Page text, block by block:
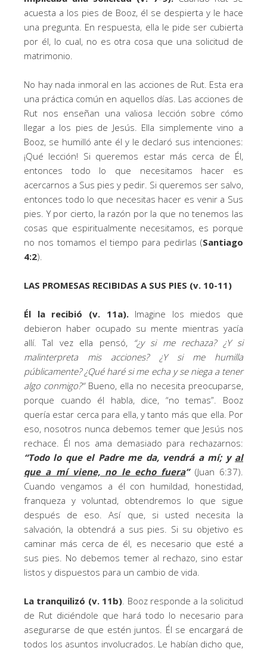
acuesta a los pies de Booz, él se despierta y le hace
una pregunta. En respuesta, ella le pide ser cubierta
por él, lo cual, no es otra cosa que una solicitud de
matrimonio.
No hay nada inmoral en las acciones de Rut. Esta era
una práctica común en aquellos días. Las acciones de
Rut nos enseñan una valiosa lección sobre cómo
llegar a los pies de Jesús. Ella simplemente vino a
Booz, se humilló ante él y le declaró sus intenciones:
¡Qué lección! Si queremos estar más cerca de Él,
entonces todo lo que necesitamos hacer es
acercarnos a Sus pies y pedir. Si queremos ser salvo,
entonces todo lo que necesitas hacer es venir a Sus
pies. Y por cierto, la razón por la que no tenemos las
cosas que espiritualmente necesitamos, es porque
no nos tomamos el tiempo para pedirlas (Santiago
4:2).
LAS PROMESAS RECIBIDAS A SUS PIES (v. 10-11)
Él la recibió (v. 11a). Imagine los miedos que
debieron haber ocupado su mente mientras yacía
allí. Tal vez ella pensó, “¿y si me rechaza? ¿Y si
malinterpreta mis acciones? ¿Y si me humilla
públicamente? ¿Qué haré si me echa y se niega a tener
algo conmigo?”Bueno, ella no necesita preocuparse,
porque cuando él habla, dice, “no temas”. Booz
quería estar cerca para ella, y tanto más que ella. Por
eso, nosotros nunca debemos temer que Jesús nos
rechace. Él nos ama demasiado para rechazarnos:
“Todo lo que el Padre me da, vendrá a mí; y al
que a mí viene, no le echo fuera”(Juan 6:37).
Cuando vengamos a él con humildad, honestidad,
franqueza y voluntad, obtendremos lo que sigue
después de eso. Así que, si usted necesita la
salvación, la obtendrá a sus pies. Si su objetivo es
caminar más cerca de él, es necesario que esté a
sus pies. No debemos temer al rechazo, sino estar
listos y dispuestos para un cambio de vida.
La tranquilizó (v. 11b) . Booz responde a la solicitud
de Rut diciéndole que hará todo lo necesario para
asegurarse de que estén juntos. Él se encargará de
todos los asuntos involucrados. Le habían dicho que,